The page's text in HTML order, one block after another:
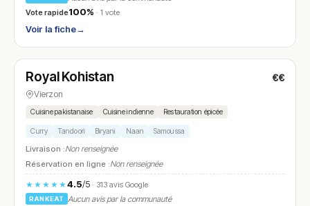
Vote rapide100% · 1 vote
Voir la fiche→
N° 22
Royal Kohistan €€
Vierzon
Cuisine pakistanaise Cuisine indienne Restauration épicée
Curry Tandoori Biryani Naan Samoussa
Livraison :Non renseignée
Réservation en ligne :Non renseignée
★★★★★4.5/5· 313 avis Google
RANKEAT
Aucun avis par la communauté